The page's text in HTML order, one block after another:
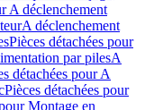
A déclenchement
A déclenchement
Pièces détachées pour
par pilesA
détachées pour A
Pièces détachées pour
Montage en